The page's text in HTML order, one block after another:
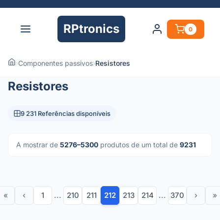
RPtronics 0
›Componentes passivos›Resistores
Resistores
9 231 Referências disponíveis
A mostrar de 5276–5300 produtos de um total de 9231
« ‹ 1 ... 210 211 212 213 214 ... 370 › »